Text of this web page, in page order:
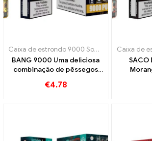
Caixa de estrondo 9000 Sopro
Cigarros
BANG 9000 Uma deliciosa
combinação de pêssegos
pêssego-manga
€4.78
SACO